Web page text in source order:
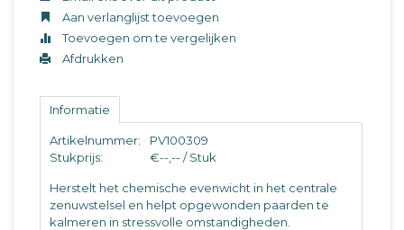
Aan verlanglijst toevoegen
Toevoegen om te vergelijken
Afdrukken
Informatie
Artikelnummer:
PV100309
Stukprijs:
€--,-- / Stuk
Herstelt het chemische evenwicht in het centrale
zenuwstelsel en helpt opgewonden paarden te
kalmeren in stressvolle omstandigheden.